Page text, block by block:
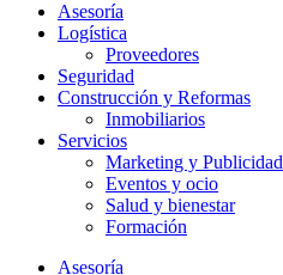
Asesoría
Logística
Proveedores
Seguridad
Construcción y Reformas
Inmobiliarios
Servicios
Marketing y Publicidad
Eventos y ocio
Salud y bienestar
Formación
Asesoría